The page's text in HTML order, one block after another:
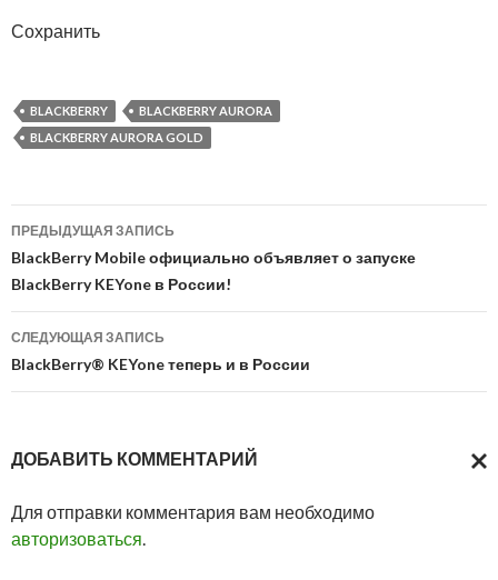
Сохранить
BLACKBERRY
BLACKBERRY AURORA
BLACKBERRY AURORA GOLD
Навигация
по
записям
ПРЕДЫДУЩАЯ ЗАПИСЬ
BlackBerry Mobile официально объявляет о запуске
BlackBerry KEYone в России!
СЛЕДУЮЩАЯ ЗАПИСЬ
BlackBerry® KEYone теперь и в России
ДОБАВИТЬ КОММЕНТАРИЙ
Для отправки комментария вам необходимо
авторизоваться.